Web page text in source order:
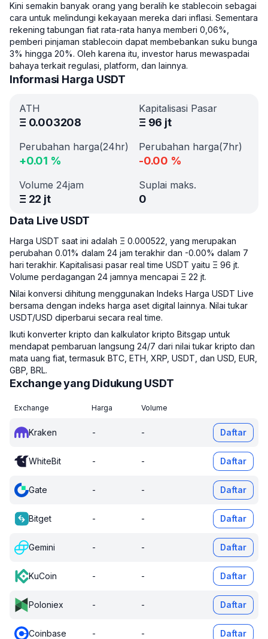
Kini semakin banyak orang yang beralih ke stablecoin sebagai
cara untuk melindungi kekayaan mereka dari inflasi. Sementara
rekening tabungan fiat rata-rata hanya memberi 0,06%,
pemberi pinjaman stablecoin dapat membebankan suku bunga
3% hingga 20%. Oleh karena itu, investor harus mewaspadai
bahaya terkait regulasi, platform, dan lainnya.
Informasi Harga USDT
ATH
Ξ 0.003208
Kapitalisasi Pasar
Ξ 96 jt
Perubahan harga(24hr)
+0.01 %
Perubahan harga(7hr)
-0.00 %
Volume 24jam
Ξ 22 jt
Suplai maks.
0
Data Live USDT
Harga USDT saat ini adalah Ξ 0.000522, yang merupakan
perubahan 0.01% dalam 24 jam terakhir dan -0.00% dalam 7
hari terakhir. Kapitalisasi pasar real time USDT yaitu Ξ 96 jt.
Volume perdagangan 24 jamnya mencapai Ξ 22 jt.
Nilai konversi dihitung menggunakan Indeks Harga USDT Live
bersama dengan indeks harga aset digital lainnya. Nilai tukar
USDT/USD diperbarui secara real time.
Ikuti konverter kripto dan kalkulator kripto Bitsgap untuk
mendapat pembaruan langsung 24/7 dari nilai tukar kripto dan
mata uang fiat, termasuk BTC, ETH, XRP, USDT, dan USD, EUR,
GBP, BRL.
Exchange yang Didukung USDT
Exchange Harga Volume
Kraken - - Daftar
WhiteBit - - Daftar
Gate - - Daftar
Bitget - - Daftar
Gemini - - Daftar
KuCoin - - Daftar
Poloniex - - Daftar
Coinbase - - Daftar